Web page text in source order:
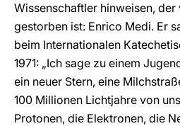
Wissenschaftler hinweisen,
gestorben ist: Enrico Medi. Er
beim Internationalen
1971: „Ich sage zu einem
ein neuer Stern, eine
100 Millionen Lichtjahre von
Protonen, die Elektronen, die